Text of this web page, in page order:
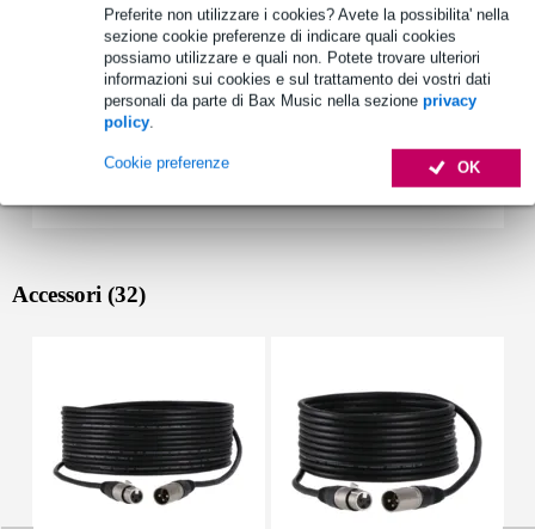
Preferite non utilizzare i cookies? Avete la possibilita' nella
sezione cookie preferenze di indicare quali cookies
possiamo utilizzare e quali non. Potete trovare ulteriori
informazioni sui cookies e sul trattamento dei vostri dati
personali da parte di Bax Music nella sezione privacy
policy.
OK
Cookie preferenze
Accessori (32)